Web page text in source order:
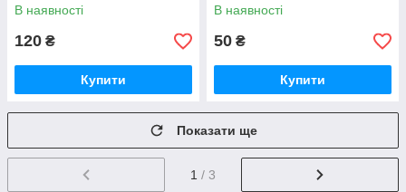
В наявності
120 ₴
Купити
В наявності
50 ₴
Купити
Показати ще
1 / 3